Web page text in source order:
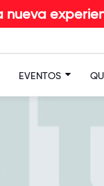
experiencia
EVENTOS